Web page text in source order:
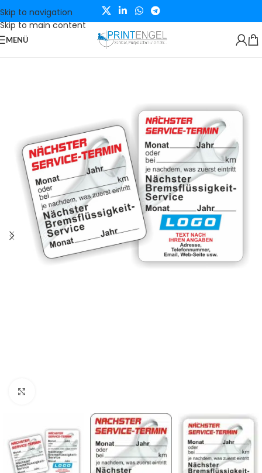
Skip to navigation
Skip to main content
MENÜ